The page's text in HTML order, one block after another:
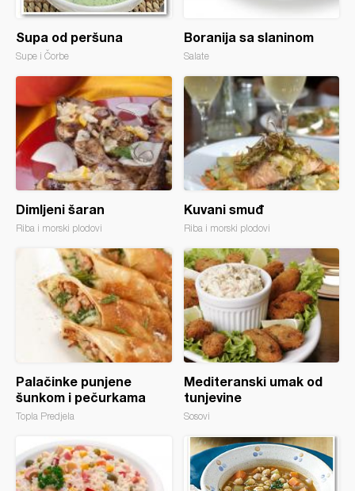
Supa od peršuna
Supe i Čorbe
Boranija sa slaninom
Salate
Dimljeni šaran
Riba i morski plodovi
Kuvani smuđ
Riba i morski plodovi
Palačinke punjene
šunkom i pečurkama
Topla Predjela
Mediteranski umak od
tunjevine
Sosovi